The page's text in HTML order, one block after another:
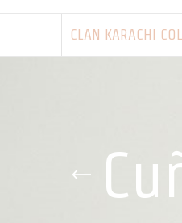
CLAN KARACHI